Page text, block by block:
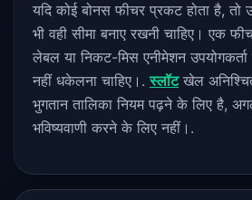
यदि कोई बोनस फीचर प्रकट होता है, तो
भी वही सीमा बनाए रखनी चाहिए। एक
लेबल या निकट-मिस एनीमेशन
नहीं धकेलना चाहिए।.स्लॉटखेल
भुगतान तालिका नियम पढ़ने के लिए है,
भविष्यवाणी करने के लिए नहीं।.